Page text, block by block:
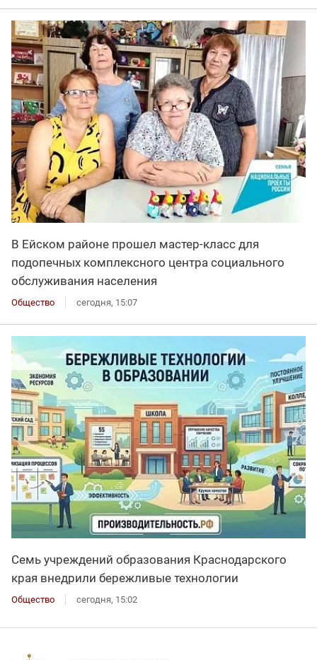
В Ейском районе прошел мастер-класс для
подопечных комплексного центра социального
обслуживания населения
Общество сегодня, 15:07
Семь учреждений образования Краснодарского
края внедрили бережливые технологии
Общество сегодня, 15:02